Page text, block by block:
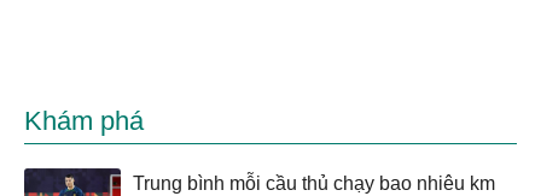
Khám phá
Trung bình mỗi cầu thủ chạy bao nhiêu km